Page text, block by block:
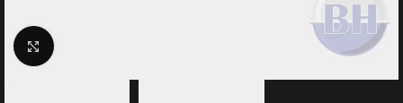
Clic para ampliar